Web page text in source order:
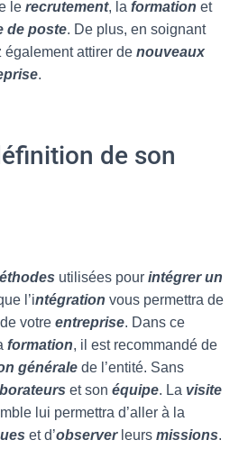
le recrutement, la formation et
de poste. De plus, en soignant
également attirer de nouveaux
.
de son
utilisées pour intégrer un
l’intégration vous permettra de
de votre entreprise. Dans ce
formation, il est recommandé de
générale de l’entité. Sans
et son équipe. La visite
lui permettra d’aller à la
et d’observerleurs missions.